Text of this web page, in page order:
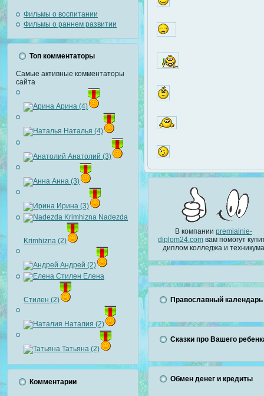
Фильмы о воспитании
Фильмы о раннем развитии
Топ комментаторы
Самые активные комментаторы
сайта
Арина (4)
Наталья (4)
Анатолий (3)
Анна (3)
Ирина (3)
Nadezda
Krimhizna (2)
Андрей (2)
Елена
Стилен (2)
Наталия (2)
Татьяна (2)
Комментарии
В компании premialnie-
diplom24.com вам помогут
диплом колледжа и техникума
Православный календарь
Сказки про Вашего
Обмен денег и кредиты